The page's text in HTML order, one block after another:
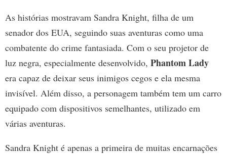
As histórias mostravam Sandra Knight, filha de um
senador dos EUA, seguindo suas aventuras como uma
combatente do crime fantasiada. Com o seu projetor de
luz negra, especialmente desenvolvido, Phantom Lady
era capaz de deixar seus inimigos cegos e ela mesma
invisível. Além disso, a personagem também tem um carro
equipado com dispositivos semelhantes, utilizado em
várias aventuras.
Sandra Knight é apenas a primeira de muitas encarnações